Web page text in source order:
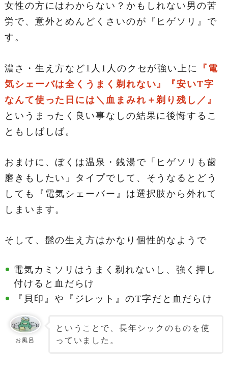
女性の方にはわからない？かもしれない男の苦
労で、意外とめんどくさいのが『ヒゲソリ』で
す。
濃さ・生え方など1人1人のクセが強い上に
『電
気シェーバは全くうまく剃れない』『安いT字
なんて使った日には＼血まみれ＋剃り残し／』
というまったく良い事なしの結果に後悔するこ
ともしばしば。
おまけに、ぼくは温泉・銭湯で「ヒゲソリも歯
磨きもしたい」タイプでして、そうなるとどう
しても『電気シェーバー』は選択肢から外れて
しまいます。
そして、髭の生え方はかなり個性的なようで
電気カミソリはうまく剃れないし、強く押し
付けると血だらけ
『貝印』や『ジレット』のT字だと血だらけ
お風呂
ということで、長年シックのものを使
っていました。